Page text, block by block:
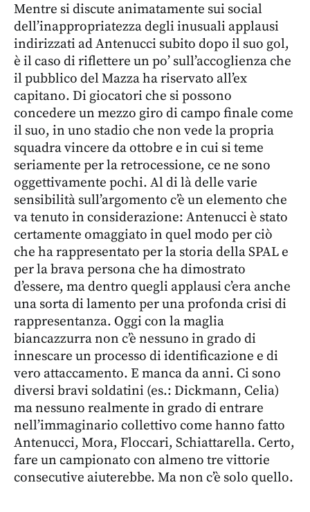
Mentre si discute animatamente sui social
dell’inappropriatezza degli inusuali applausi
indirizzati ad Antenucci subito dopo il suo gol,
è il caso di riflettere un po’ sull’accoglienza che
il pubblico del Mazza ha riservato all’ex
capitano. Di giocatori che si possono
concedere un mezzo giro di campo finale come
il suo, in uno stadio che non vede la propria
squadra vincere da ottobre e in cui si teme
seriamente per la retrocessione, ce ne sono
oggettivamente pochi. Al di là delle varie
sensibilità sull’argomento c’è un elemento che
va tenuto in considerazione: Antenucci è stato
certamente omaggiato in quel modo per ciò
che ha rappresentato per la storia della SPAL e
per la brava persona che ha dimostrato
d’essere, ma dentro quegli applausi c’era anche
una sorta di lamento per una profonda crisi di
rappresentanza. Oggi con la maglia
biancazzurra non c’è nessuno in grado di
innescare un processo di identificazione e di
vero attaccamento. E manca da anni. Ci sono
diversi bravi soldatini (es.: Dickmann, Celia)
ma nessuno realmente in grado di entrare
nell’immaginario collettivo come hanno fatto
Antenucci, Mora, Floccari, Schiattarella. Certo,
fare un campionato con almeno tre vittorie
consecutive aiuterebbe. Ma non c’è solo quello.